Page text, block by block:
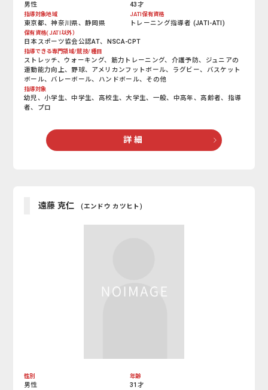
男性 43才
指導対象地域
東京都、神奈川県、静岡県
JATI保有資格
トレーニング指導者 (JATI-ATI)
保有資格(JATI以外）
日本スポーツ協会公認AT、NSCA-CPT
指導できる専門領域/競技/種目
ストレッチ、ウォーキング、筋力トレーニング、介護予防、ジュニアの
運動能力向上、野球、アメリカンフットボール、ラグビー、バスケット
ボール、バレーボール、ハンドボール、その他
指導対象
幼児、小学生、中学生、高校生、大学生、一般、中高年、高齢者、指導
者、プロ
詳 細
遠藤 克仁 (エンドウ カツヒト)
性別
男性
年齢
31才